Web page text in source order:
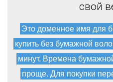
свой
Это доменное имя для
купить без бумажной
минут. Времена
проще. Для покупки